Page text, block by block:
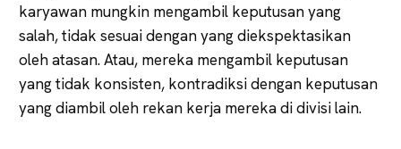
karyawan mungkin mengambil keputusan yang
salah, tidak sesuai dengan yang diekspektasikan
oleh atasan. Atau, mereka mengambil keputusan
yang tidak konsisten, kontradiksi dengan keputusan
yang diambil oleh rekan kerja mereka di divisi lain.